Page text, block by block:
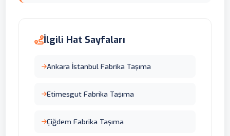
İlgili Hat Sayfaları
Ankara İstanbul Fabrika Taşıma
Etimesgut Fabrika Taşıma
Çiğdem Fabrika Taşıma